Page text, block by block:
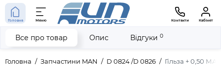
Головна Меню Контакти Кабінет
Головна Запчастини MAN D 0824 /D 0826 Гільза + 0,50
Все про товар Опис Відгуки 0